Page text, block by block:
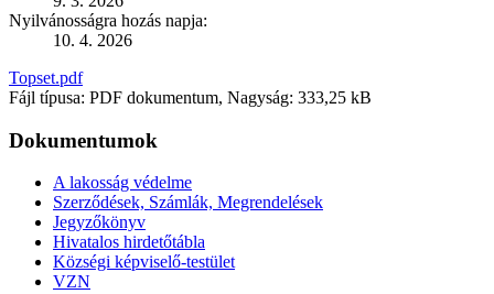
Nyilvánosságra hozás napja:
10. 4. 2026
Topset.pdf
Fájl típusa: PDF dokumentum, Nagyság: 333,25 kB
Dokumentumok
A lakosság védelme
Szerződések, Számlák, Megrendelések
Jegyzőkönyv
Hivatalos hirdetőtábla
Községi képviselő-testület
VZN